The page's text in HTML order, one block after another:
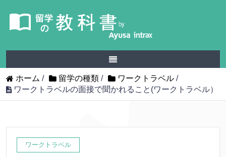
ホーム / 留学の種類 / ワークトラベル /
ワークトラベルの面接で聞かれること(ワークトラベル）
ワークトラベル